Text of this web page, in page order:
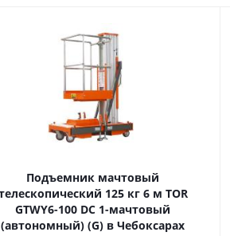
Подъемник мачтовый
125 кг 6 м TOR
GTWY6-100 DC 1-мачтовый
(автономный) (G) в Чебоксарах